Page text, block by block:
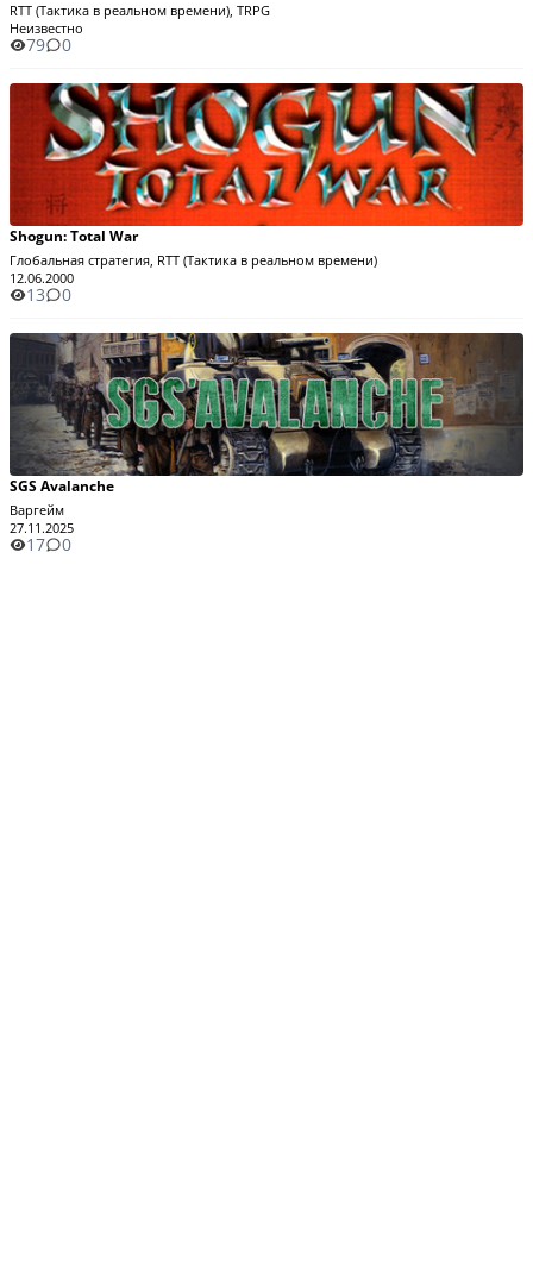
RTT (Тактика в реальном времени), TRPG
Неизвестно
79 0
Shogun: Total War
Глобальная стратегия, RTT (Тактика в реальном времени)
12.06.2000
13 0
SGS Avalanche
Варгейм
27.11.2025
17 0